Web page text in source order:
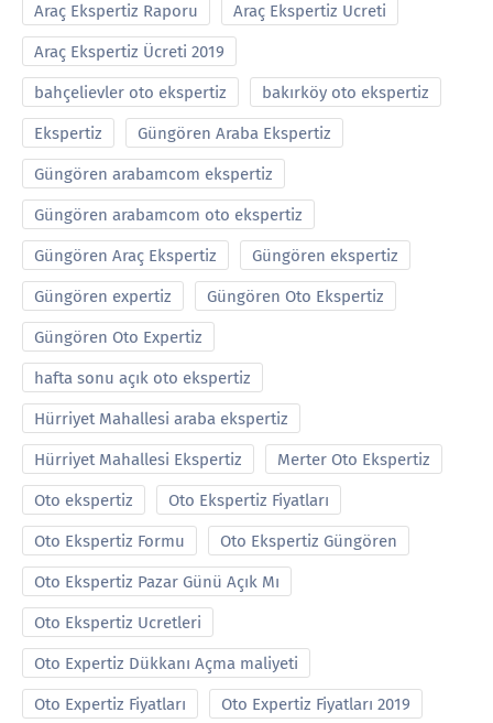
Araç Ekspertiz Raporu Araç Ekspertiz Ucreti
Araç Ekspertiz Ücreti 2019
bahçelievler oto ekspertiz bakırköy oto ekspertiz
Ekspertiz Güngören Araba Ekspertiz
Güngören arabamcom ekspertiz
Güngören arabamcom oto ekspertiz
Güngören Araç Ekspertiz Güngören ekspertiz
Güngören expertiz Güngören Oto Ekspertiz
Güngören Oto Expertiz
hafta sonu açık oto ekspertiz
Hürriyet Mahallesi araba ekspertiz
Hürriyet Mahallesi Ekspertiz Merter Oto Ekspertiz
Oto ekspertiz Oto Ekspertiz Fiyatları
Oto Ekspertiz Formu Oto Ekspertiz Güngören
Oto Ekspertiz Pazar Günü Açık Mı
Oto Ekspertiz Ucretleri
Oto Expertiz Dükkanı Açma maliyeti
Oto Expertiz Fiyatları Oto Expertiz Fiyatları 2019